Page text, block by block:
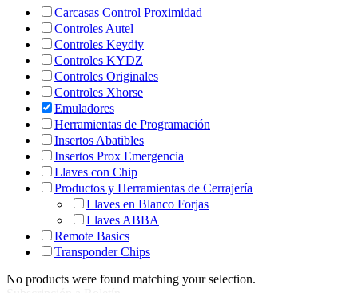
Carcasas Control Proximidad
Controles Autel
Controles Keydiy
Controles KYDZ
Controles Originales
Controles Xhorse
Emuladores
Herramientas de Programación
Insertos Abatibles
Insertos Prox Emergencia
Llaves con Chip
Productos y Herramientas de Cerrajería
Llaves en Blanco Forjas
Llaves ABBA
Remote Basics
Transponder Chips
No products were found matching your selection.